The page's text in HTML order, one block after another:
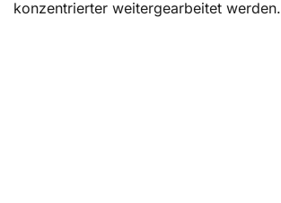
konzentrierter weitergearbeitet werden.